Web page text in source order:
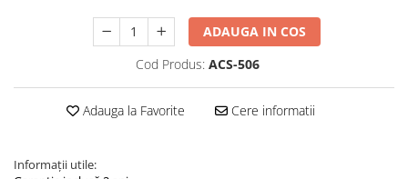
Navigatii Iveco
Navigatii Chrysler
ADAUGA IN COS
Cod Produs: ACS-506
Adauga la Favorite Cere informatii
Informații utile: